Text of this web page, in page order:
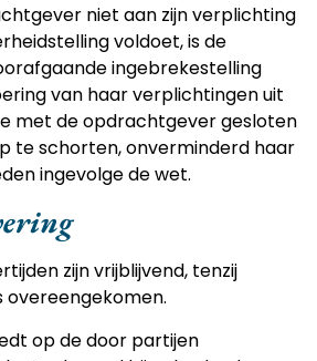
niet aan zijn verplichting
voldoet, is de
ingebrekestelling
van haar verplichtingen uit
met de opdrachtgever gesloten
te schorten, onverminderd haar
ingevolge de wet.
zijn vrijblijvend, tenzij
overeengekomen.
op de door partijen